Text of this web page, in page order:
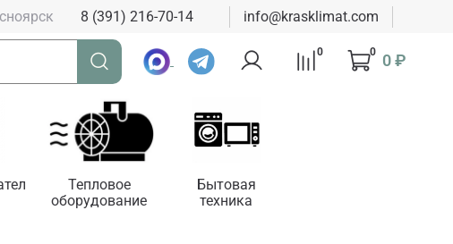
8 (391) 216-70-14 info@krasklimat.com
0 0 0 ₽
Тепловое
оборудование
Бытовая
техника